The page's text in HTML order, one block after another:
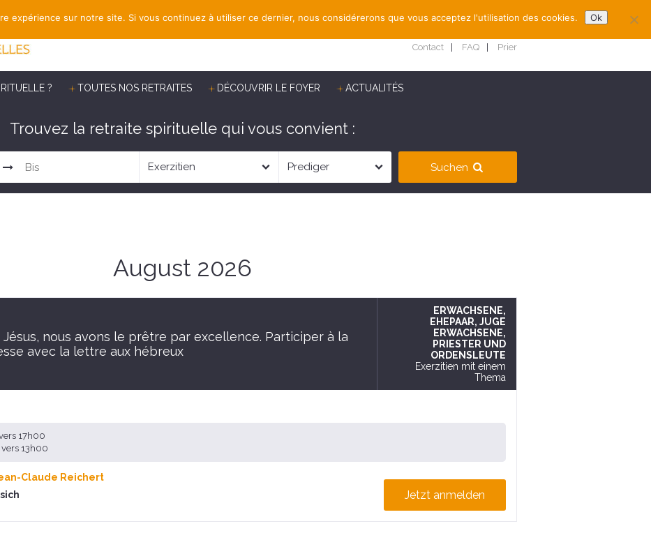
Contact FAQ Prier
? TOUTES NOS RETRAITES DÉCOUVRIR LE FOYER ACTUALITÉS
Trouvez la retraite spirituelle qui vous convient :
Suchen
August 2026
Jésus, nous avons le prêtre par excellence. Participer à la
avec la lettre aux hébreux
ERWACHSENE,
EHEPAAR, JUGE
ERWACHSENE,
PRIESTER UND
ORDENSLEUTE
Exerzitien mit einem
Thema
17h00
13h00
Claude Reichert
Jetzt anmelden
expérience sur notre site. Si vous continuez à utiliser ce dernier, nous considérerons que vous acceptez l'utilisation des cookies. Ok